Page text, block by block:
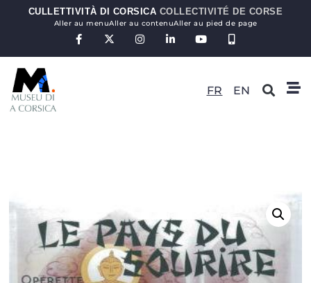
CULLETTIVITÀ DI CORSICA COLLECTIVITÉ DE CORSE
Aller au menuAller au contenuAller au pied de page
FR EN